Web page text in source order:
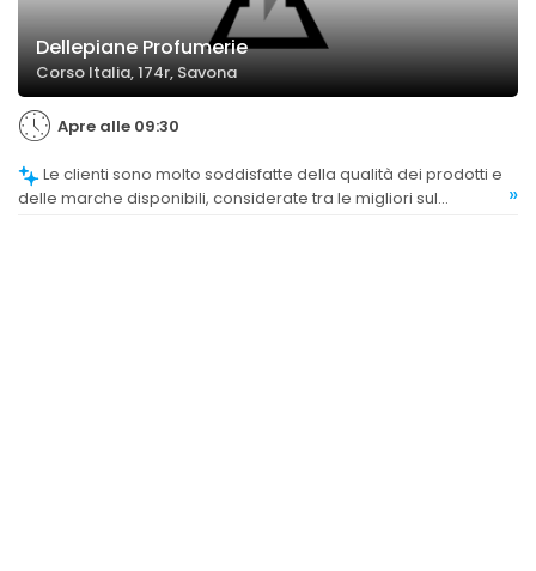
Dellepiane Profumerie
Corso Italia, 174r, Savona
Apre alle 09:30
delle marche disponibili, considerate tra le migliori sul
»